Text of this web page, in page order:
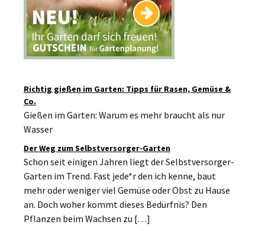
Richtig gießen im Garten: Tipps für Rasen, Gemüse &
Co.
Gießen im Garten: Warum es mehr braucht als nur
Wasser
Der Weg zum Selbstversorger-Garten
Schon seit einigen Jahren liegt der Selbstversorger-
Garten im Trend. Fast jede*r den ich kenne, baut
mehr oder weniger viel Gemüse oder Obst zu Hause
an. Doch woher kommt dieses Bedürfnis? Den
Pflanzen beim Wachsen zu […]